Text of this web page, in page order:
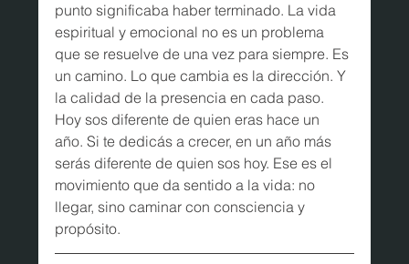
punto significaba haber terminado. La vida
espiritual y emocional no es un problema
que se resuelve de una vez para siempre. Es
un camino. Lo que cambia es la dirección. Y
la calidad de la presencia en cada paso.
Hoy sos diferente de quien eras hace un
año. Si te dedicás a crecer, en un año más
serás diferente de quien sos hoy. Ese es el
movimiento que da sentido a la vida: no
llegar, sino caminar con consciencia y
propósito.